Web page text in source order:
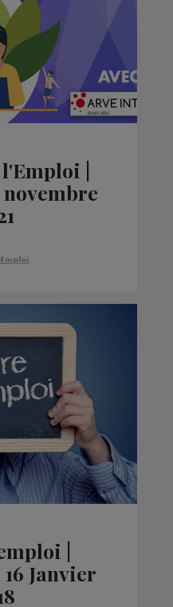
l'Emploi |
|
Janvier